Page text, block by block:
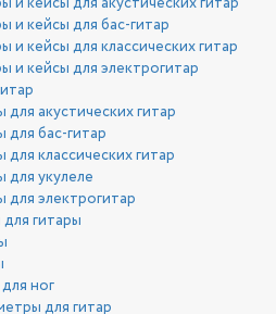
и кейсы для бас-гитар
и кейсы для классических гитар
и кейсы для электрогитар
для акустических гитар
для бас-гитар
для классических гитар
для укулеле
для электрогитар
гитары
ног
для гитар